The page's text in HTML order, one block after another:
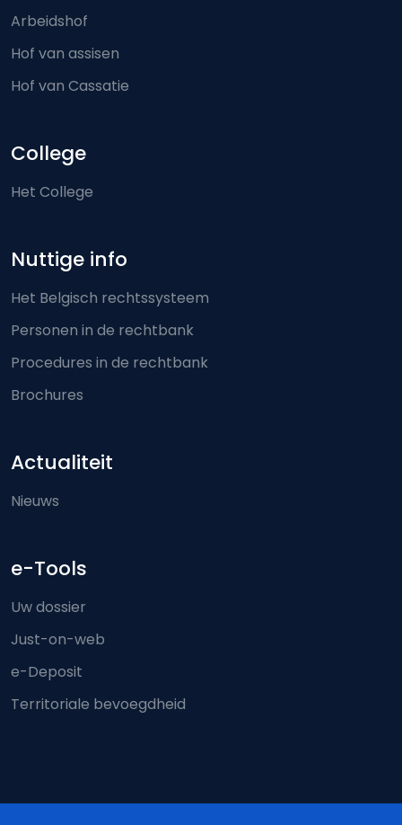
Arbeidshof
Hof van assisen
Hof van Cassatie
College
Het College
Nuttige info
Het Belgisch rechtssysteem
Personen in de rechtbank
Procedures in de rechtbank
Brochures
Actualiteit
Nieuws
e-Tools
Uw dossier
Just-on-web
e-Deposit
Territoriale bevoegdheid